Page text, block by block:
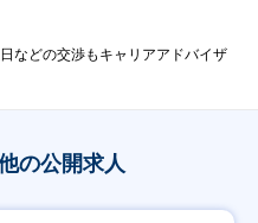
などの交渉もキャリアアドバイザ
の公開求人